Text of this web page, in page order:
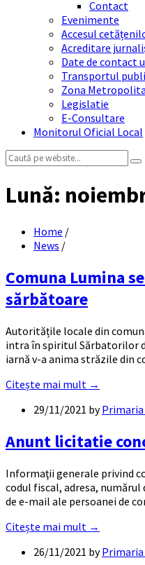
Contact
Evenimente
Accesul
Acreditare
Date de contact
Transportul
Zona
Legislatie
E-Consultare
Monitorul Oficial Local
Search:
Lună:
Home /
News /
Comuna Lumina
sărbătoare
Autoritățile locale din
intra în spiritul Sărbatorilor
iarnă v-a anima străzile din
Citește mai mult →
29/11/2021 by
Anunt licitatie
Informaţii generale privind
codul fiscal, adresa,
de e-mail ale persoanei de
Citește mai mult →
26/11/2021 by